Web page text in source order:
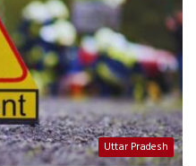
Uttar Pradesh